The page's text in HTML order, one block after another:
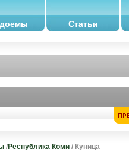
Статьи
/Республика Коми / Куница